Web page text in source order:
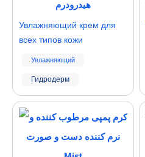
Гидродерм
Увлажняющий крем для
всех типов кожи
Увлажняющий